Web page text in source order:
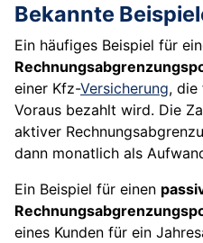
Bekannte
Ein häufiges Beispiel für
einer Kfz-Versicherung, die
Voraus bezahlt wird. Die
aktiver
dann monatlich als
Ein Beispiel für einen
eines Kunden für ein